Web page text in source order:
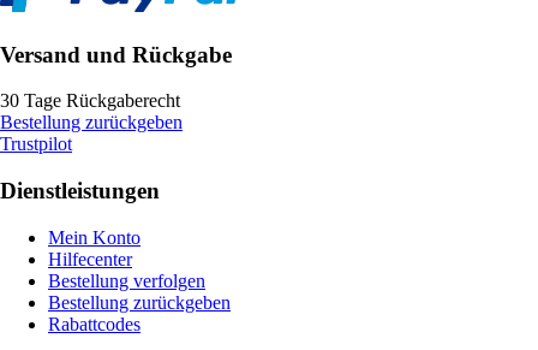
Versand und Rückgabe
30 Tage Rückgaberecht
Bestellung zurückgeben
Trustpilot
Dienstleistungen
Mein Konto
Hilfecenter
Bestellung verfolgen
Bestellung zurückgeben
Rabattcodes